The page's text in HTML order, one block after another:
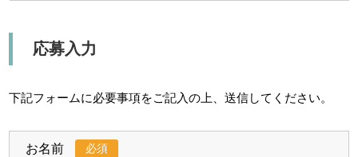
応募入力
下記フォームに必要事項をご記入の上、送信してください。
お名前 必須